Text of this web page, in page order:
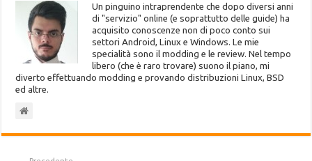
Un pinguino intraprendente che dopo diversi anni
di "servizio" online (e soprattutto delle guide) ha
acquisito conoscenze non di poco conto sui
settori Android, Linux e Windows. Le mie
specialità sono il modding e le review. Nel tempo
libero (che è raro trovare) suono il piano, mi
diverto effettuando modding e provando distribuzioni Linux, BSD
ed altre.